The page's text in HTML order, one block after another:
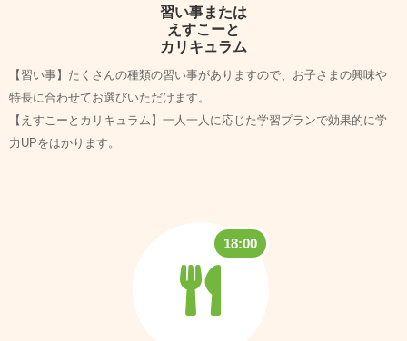
習い事または
えすこーと
カリキュラム
【習い事】たくさんの種類の習い事がありますので、お子さまの興味や
特長に合わせてお選びいただけます。
【えすこーとカリキュラム】一人一人に応じた学習プランで効果的に学
力UPをはかります。
18:00